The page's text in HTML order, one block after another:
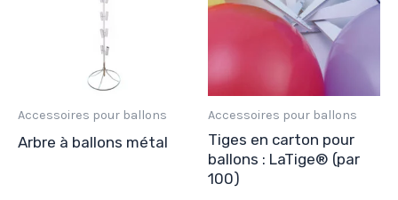
Accessoires pour ballons
Arbre à ballons métal
Accessoires pour ballons
Tiges en carton pour
ballons : LaTige® (par
100)